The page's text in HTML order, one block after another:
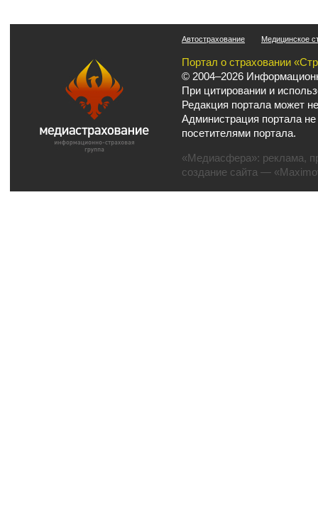
Автострахование Медицинское
Портал о страховании
© 2004–2026
При цитировании и
Редакция портала может
Администрация портала
посетителями портала.
«Медиасфера»: реклама,
создание сайта —